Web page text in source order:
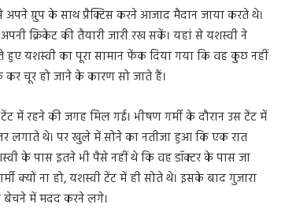
ग्रुप के साथ प्रैक्टिस करने आजाद मैदान जाया करते थे।
क्रिकेट की तैयारी जारी रख सकें। यहां से यशस्वी ने
यशस्वी का पूरा सामान फेंक दिया गया कि वह कुछ नहीं
चूर हो जाने के कारण सो जाते हैं।
रहने की जगह मिल गई। भीषण गर्मी के दौरान उस टेंट में
लगाते थे। पर खुले में सोने का नतीजा हुआ कि एक रात
के पास इतने भी पैसे नहीं थे कि वह डॉक्टर के पास जा
ना हो, यशस्वी टेंट में ही सोते थे। इसके बाद गुजारा
बेचने में मदद करने लगे।